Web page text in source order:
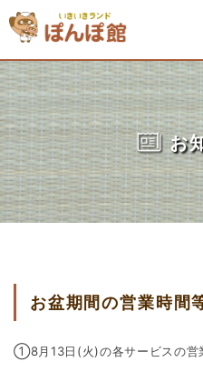
お
お盆期間の営業時間
①8月13日(火)の各サービスの営